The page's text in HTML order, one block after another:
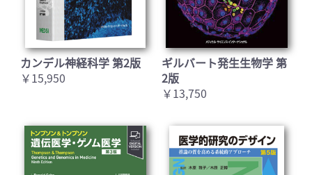
カンデル神経科学 第2版
￥15,950
ギルバート発生生物学 第
2版
￥13,750